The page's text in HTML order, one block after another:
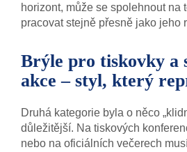
horizont, může se spolehnout na
pracovat stejně přesně jako jeho
Brýle pro tiskovky a
akce – styl, který
Druhá kategorie byla o něco
důležitější. Na tiskových
nebo na oficiálních večerech